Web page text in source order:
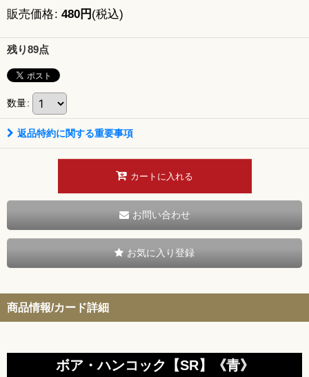
販売価格: 480円 (税込)
残り89点
数量:
返品特約に関する重要事項
カートに入れる
お問い合わせ
お気に入り登録
商品情報/カード詳細
ボア・ハンコック【SR】《青》